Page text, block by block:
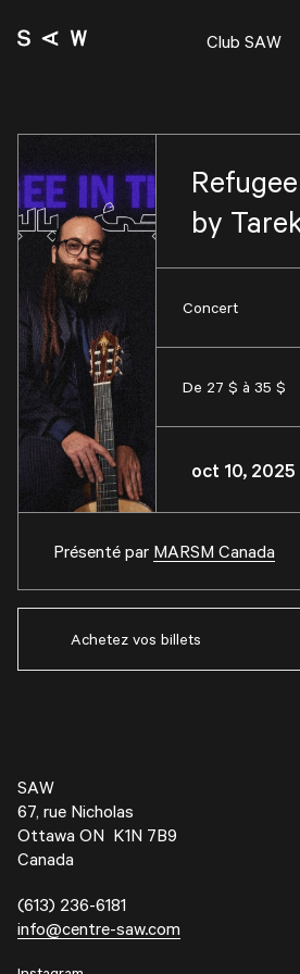
Club SAW
by
Concert
De 27 $ à 35 $
oct 10,
Présenté par MARSM Canada
Achetez vos billets
SAW
67, rue Nicholas
Ottawa ON K1N 7B9
Canada
(613) 236-6181
info@centre-saw.com